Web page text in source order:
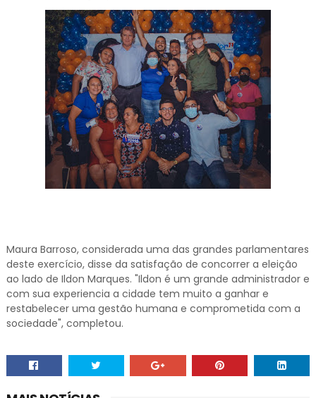
Maura Barroso, considerada uma das grandes parlamentares
deste exercício, disse da satisfação de concorrer a eleição
ao lado de Ildon Marques. "Ildon é um grande administrador e
com sua experiencia a cidade tem muito a ganhar e
restabelecer uma gestão humana e comprometida com a
sociedade", completou.